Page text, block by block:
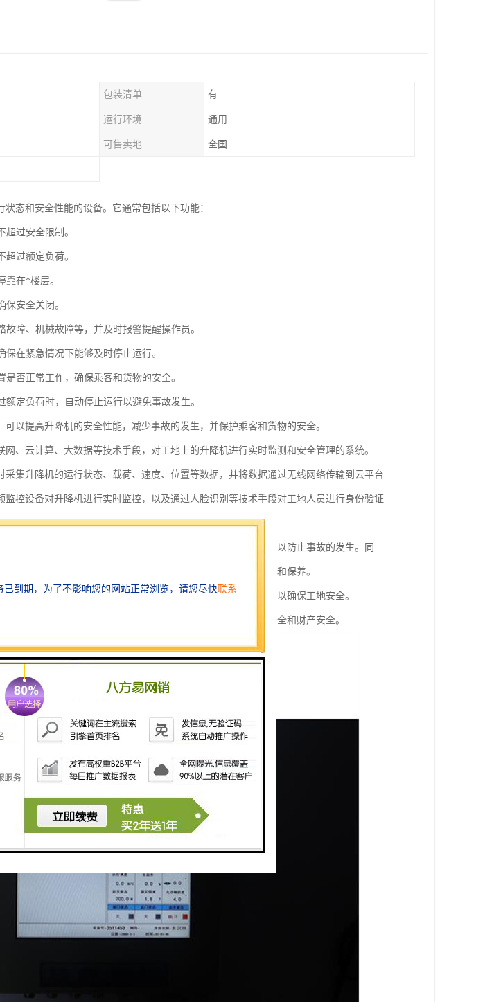
包装清单 有
运行环境 通用
可售卖地 全国
态和安全性能的设备。它通常包括以下功能：
过安全限制。
过额定负荷。
靠在*楼层。
安全关闭。
障、机械故障等，并及时报警提醒操作员。
在紧急情况下能够及时停止运行。
否正常工作，确保乘客和货物的安全。
定负荷时，自动停止运行以避免事故发生。
以提高升降机的安全性能，减少事故的发生，并保护乘客和货物的安全。
、云计算、大数据等技术手段，对工地上的升降机进行实时监测和安全管理的系统。
集升降机的运行状态、载荷、速度、位置等数据，并将数据通过无线网络传输到云平台
控设备对升降机进行实时监控，以及通过人脸识别等技术手段对工地人员进行身份验证
如检测升降机是否超载、超速、等情况，并及时发出预警信息，以防止事故的发生。同
如检测设备是否存在故障、需要维修等情况，以提前进行维护和保养。
理，如检测工地人员是否佩戴安全帽、是否违规操作等情况，以确保工地安全。
降机的安全性和管理效率，减少事故的发生，保障工人的生命安全和财产安全。